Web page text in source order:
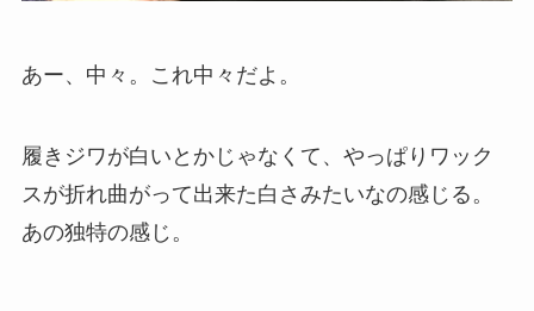
あー、中々。これ中々だよ。
履きジワが白いとかじゃなくて、やっぱりワック
スが折れ曲がって出来た白さみたいなの感じる。
あの独特の感じ。